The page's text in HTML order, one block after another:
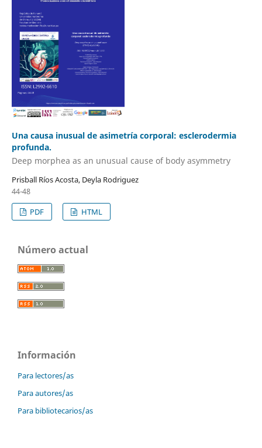
Una causa inusual de asimetría corporal: esclerodermia
profunda.
Deep morphea as an unusual cause of body asymmetry
Prisball Ríos Acosta, Deyla Rodriguez
44-48
PDF
HTML
Número actual
Información
Para lectores/as
Para autores/as
Para bibliotecarios/as